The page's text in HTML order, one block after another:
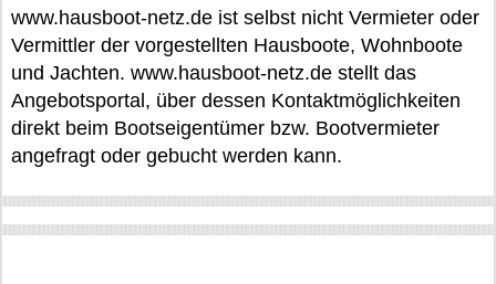
www.hausboot-netz.de ist selbst nicht Vermieter oder
Vermittler der vorgestellten Hausboote, Wohnboote
und Jachten. www.hausboot-netz.de stellt das
Angebotsportal, über dessen Kontaktmöglichkeiten
direkt beim Bootseigentümer bzw. Bootvermieter
angefragt oder gebucht werden kann.